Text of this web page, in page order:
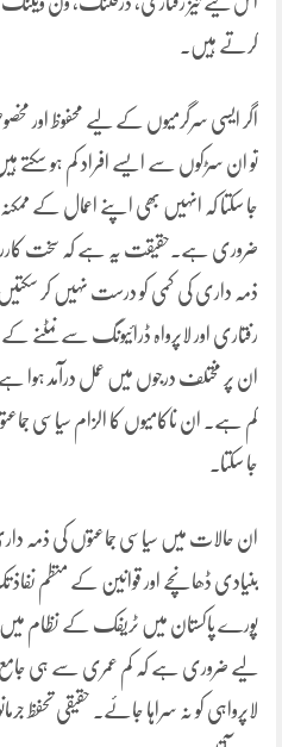
کرتے ہیں۔
اگر ایسی سرگرمیوں کے لیے محفوظ اور
تو ان سڑکوں سے ایسے افراد کم ہو سکتے
جا سکتا کہ انہیں بھی اپنے اعمال کے
ضروری ہے۔حقیقت یہ ہے کہ سخت
ذمہ داری کی کمی کو درست نہیں کر
رفتاری اور لاپرواہ ڈرائیونگ سے نمٹنے
ان پر مختلف درجوں میں عمل درآمد ہوا
کم ہے۔ ان ناکامیوں کا الزام سیاسی
جا سکتا۔
ان حالات میں سیاسی جماعتوں کی ذمہ
بنیادی ڈھانچے اور قوانین کے منظم نفاذ
پورے پاکستان میں ٹریفک کے نظام میں
لیے ضروری ہے کہ کم عمری سے ہی
لاپرواہی کو نہ سراہا جائے۔ حقیقی تحفظ